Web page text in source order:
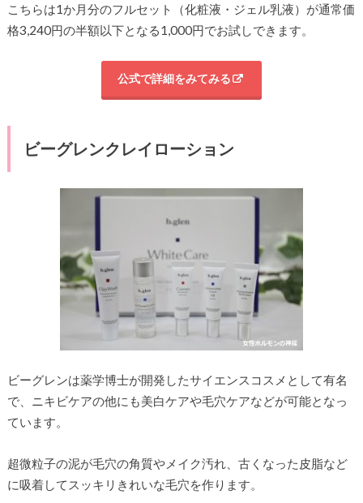
こちらは1か月分のフルセット（化粧液・ジェル乳液）が通常価
格3,240円の半額以下となる1,000円でお試しできます。
公式で詳細をみてみる
ビーグレンクレイローション
ビーグレンは薬学博士が開発したサイエンスコスメとして有名
で、ニキビケアの他にも美白ケアや毛穴ケアなどが可能となっ
ています。
超微粒子の泥が毛穴の角質やメイク汚れ、古くなった皮脂など
に吸着してスッキリきれいな毛穴を作ります。